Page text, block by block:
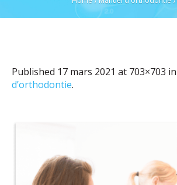
Published 17 mars 2021 at 703×703 in
d’orthodontie.